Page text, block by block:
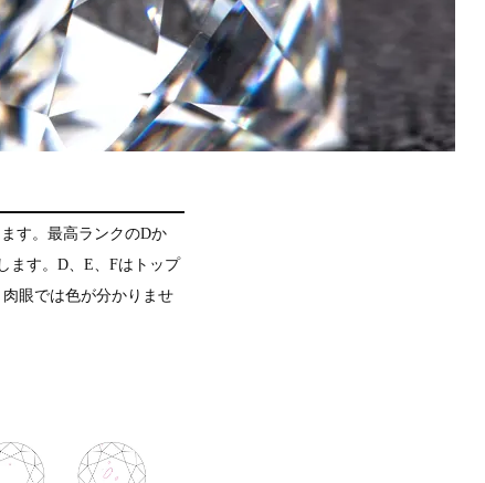
す。最高ランクのDか
ます。D、E、Fはトップ
眼では色が分かりませ